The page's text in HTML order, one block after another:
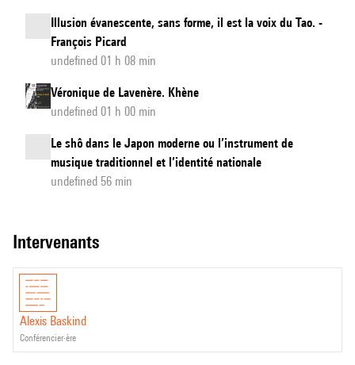
Illusion évanescente, sans forme, il est la voix du Tao. -
François Picard
undefined 01 h 08 min
Véronique de Lavenère. Khène
undefined 01 h 00 min
Le shô dans le Japon moderne ou l’instrument de
musique traditionnel et l’identité nationale
undefined 56 min
intervenants
Alexis Baskind
conférencier·ère